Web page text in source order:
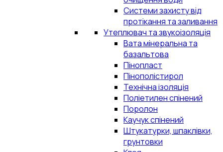
Системи захисту від
протікання та заливання
Утеплювач та звукоізоляція
Вата мінеральна та
базальтова
Пінопласт
Пінополістирол
Технічна ізоляція
Поліетилен спінений
Поролон
Каучук спінений
Штукатурки, шпаклівки,
грунтовки